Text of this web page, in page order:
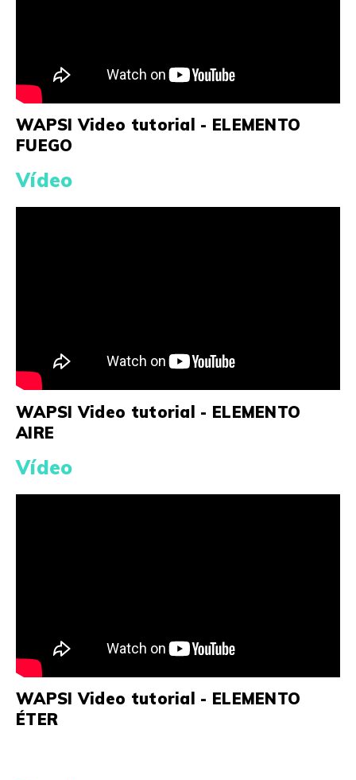
WAPSI Video tutorial - ELEMENTO
FUEGO
Vídeo
WAPSI Video tutorial - ELEMENTO
AIRE
Vídeo
WAPSI Video tutorial - ELEMENTO
ÉTER